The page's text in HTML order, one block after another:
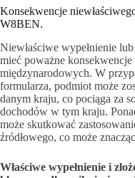
Konsekwencje
W8BEN.
Niewłaściwe wypełnienie
mieć poważne
międzynarodowych. W
formularza, podmiot może
danym kraju, co pociąga za
dochodów w tym kraju.
może skutkować
źródłowego, co może
Właściwe wypełnienie i